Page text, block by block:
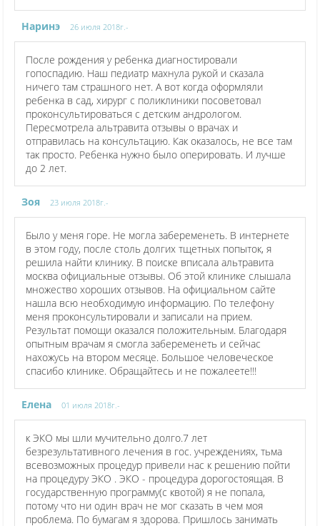
Наринэ 26 июля 2018г.-
После рождения у ребенка диагностировали
гопоспадию. Наш педиатр махнула рукой и сказала
ничего там страшного нет. А вот когда оформляли
ребенка в сад, хирург с поликлиники посоветовал
проконсультироваться с детским андрологом.
Пересмотрела альтравита отзывы о врачах и
отправилась на консультацию. Как оказалось, не все там
так просто. Ребенка нужно было оперировать. И лучше
до 2 лет.
Зоя 23 июля 2018г.-
Было у меня горе. Не могла забеременеть. В интернете
в этом году, после столь долгих тщетных попыток, я
решила найти клинику. В поиске вписала альтравита
москва официальные отзывы. Об этой клинике слышала
множество хороших отзывов. На официальном сайте
нашла всю необходимую информацию. По телефону
меня проконсультировали и записали на прием.
Результат помощи оказался положительным. Благодаря
опытным врачам я смогла забеременеть и сейчас
нахожусь на втором месяце. Большое человеческое
спасибо клинике. Обращайтесь и не пожалеете!!!
Елена 01 июля 2018г.-
к ЭКО мы шли мучительно долго.7 лет
безрезультативного лечения в гос. учреждениях, тьма
всевозможных процедур привели нас к решению пойти
на процедуру ЭКО . ЭКО - процедура дорогостоящая. В
государственную программу(с квотой) я не попала,
потому что ни один врач не мог сказать в чем моя
проблема. По бумагам я здорова. Пришлось занимать